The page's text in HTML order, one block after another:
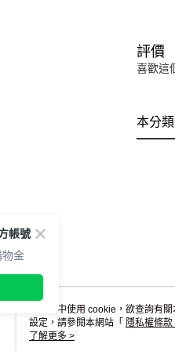
評價
喜歡這
本分
本網站中使用 cookie，欲查詢有
設定，請參閱本網站「 隱私權條款
使用 cookie。
了解更多 >
帳號
金